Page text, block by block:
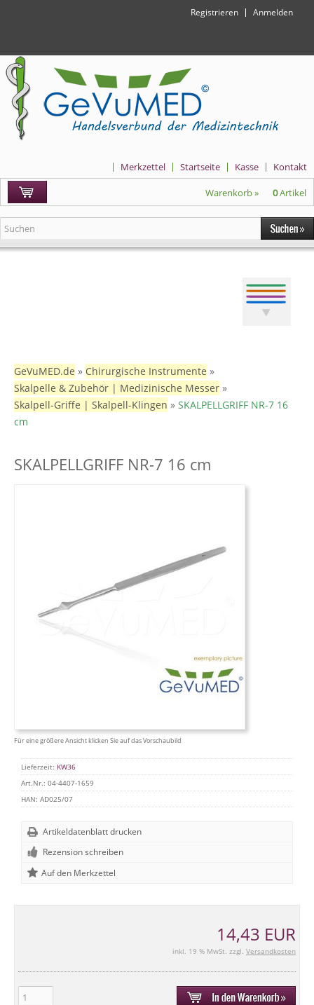
Registrieren Anmelden
Kontakt
Kasse
Startseite
Merkzettel
Warenkorb » 0Artikel
GeVuMED.de » Chirurgische Instrumente »
Skalpelle & Zubehör | Medizinische Messer »
Skalpell-Griffe | Skalpell-Klingen » SKALPELLGRIFF NR-7 16
cm
SKALPELLGRIFF NR-7 16 cm
Für eine größere Ansicht klicken Sie auf das Vorschaubild
Lieferzeit: KW36
Art.Nr.: 04-4407-1659
HAN: AD025/07
Artikeldatenblatt drucken
Rezension schreiben
14,43 EUR
inkl. 19 % MwSt. zzgl. Versandkosten